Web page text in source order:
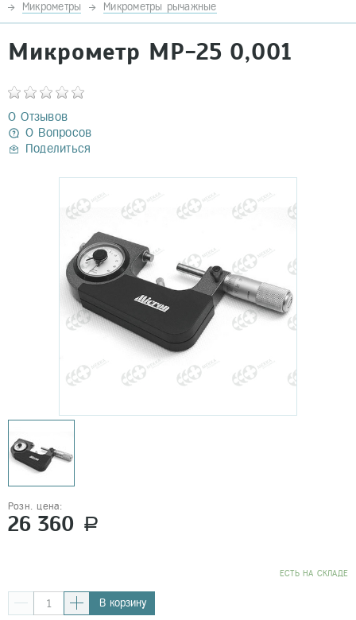
Микрометры
Микрометры рычажные
Микрометр МР-25 0,001
0 Отзывов
0 Вопросов
Поделиться
Розн. цена:
26 360 a
EСТЬ НА СКЛАДЕ
В корзину